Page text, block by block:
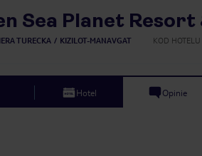
Sea Planet Resort
TURECKA KIZILOT-MANAVGAT KOD HOTELU
Hotel Opinie